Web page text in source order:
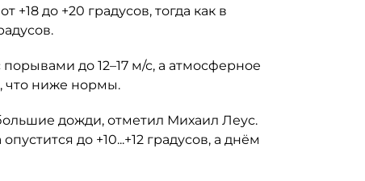
до +20 градусов, тогда как в
до 12–17 м/с, а атмосферное
что ниже нормы.
дожди, отметил Михаил Леус.
до +10...+12 градусов, а днём